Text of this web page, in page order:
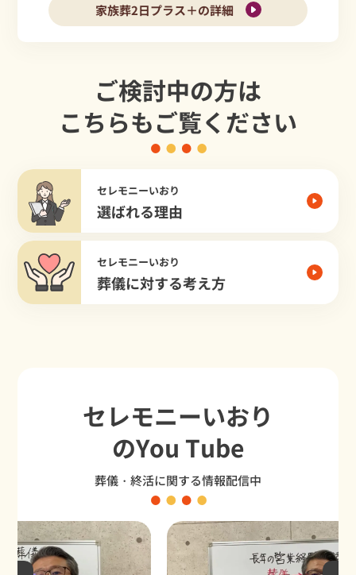
家族葬2日プラス＋の詳細
ご検討中の方は
こちらもご覧ください
セレモニーいおり
選ばれる理由
セレモニーいおり
葬儀に対する考え方
セレモニーいおり
のYou Tube
葬儀・終活に関する情報配信中